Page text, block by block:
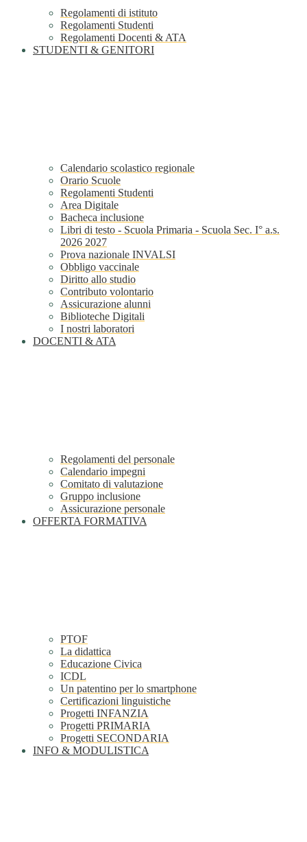
Regolamenti di istituto
Regolamenti Studenti
Regolamenti Docenti & ATA
STUDENTI & GENITORI
Calendario scolastico regionale
Orario Scuole
Regolamenti Studenti
Area Digitale
Bacheca inclusione
Libri di testo - Scuola Primaria - Scuola Sec. I° a.s.
2026 2027
Prova nazionale INVALSI
Obbligo vaccinale
Diritto allo studio
Contributo volontario
Assicurazione alunni
Biblioteche Digitali
I nostri laboratori
DOCENTI & ATA
Regolamenti del personale
Calendario impegni
Comitato di valutazione
Gruppo inclusione
Assicurazione personale
OFFERTA FORMATIVA
PTOF
La didattica
Educazione Civica
ICDL
Un patentino per lo smartphone
Certificazioni linguistiche
Progetti INFANZIA
Progetti PRIMARIA
Progetti SECONDARIA
INFO & MODULISTICA